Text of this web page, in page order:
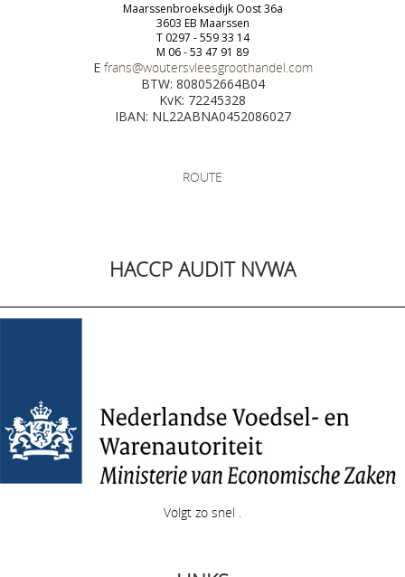
Maarssenbroeksedijk Oost 36a
3603 EB Maarssen
T 0297 - 559 33 14
M 06 - 53 47 91 89
E frans@woutersvleesgroothandel.com
BTW: 808052664B04
KvK: 72245328
IBAN: NL22ABNA0452086027
ROUTE
HACCP AUDIT NVWA
Volgt zo snel .